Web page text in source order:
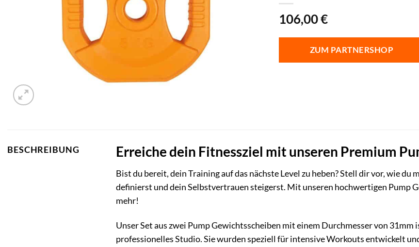
106,00€
ZUM PARTNERSHOP
BESCHREIBUNG Erreiche dein Fitnessziel mit unseren Premium
Bist du bereit, dein Training auf das nächste Level zu heben? Stell dir vor, wie
definierst und dein Selbstvertrauen steigerst. Mit unseren hochwertigen Pump
mehr!
Unser Set aus zwei Pump Gewichtsscheiben mit einem Durchmesser von
professionelles Studio. Sie wurden speziell für intensive Workouts entwickelt